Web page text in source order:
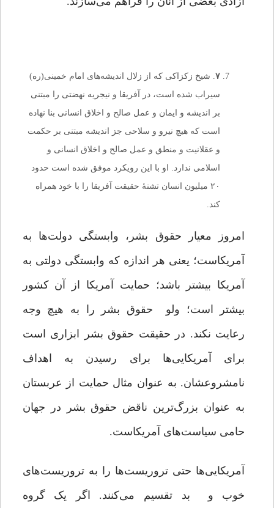
۷. شیخ زکزاکی که از زلال اندیشه‌های امام خمینی(ره)
سیراب شده است، در آفریقا و نیجریه نهضتی را مبتنی
بر اندیشه و ایمان و عمل صالح و اخلاق انسانی بنا نهاده
است که هیچ نیرو و سلاحی جز اندیشه مبتنی بر حکمت
و عقلانیت و منطق و عمل صالح و اخلاق انسانی و
اسلامی ندارد. او با این رویکرد موفق شده است حدود
۲۰ میلیون انسان تشنۀ حقیقت آفریقا را با خود همراه
کند.
امروز معیار حقوق بشر، وابستگی دولت‌ها به
آمریکاست؛ یعنی هر اندازه که وابستگی دولتی به
آمریکا بیشتر باشد؛ حمایت آمریکا از آن کشور
بیشتر است؛ ولو حقوق بشر را به هیچ وجه
رعایت نکند. در حقیقت حقوق بشر ابزاری است
برای آمریکایی‌ها برای رسیدن به اهداف
نامشروعشان. به عنوان مثال حمایت از عربستان
به عنوان بزرگ‌ترین ناقض حقوق بشر در جهان
حامی سیاست‌های آمریکاست.
آمریکایی‌ها حتی تروریست‌ها را به تروریست‌های
خوب و بد تقسیم می‌کنند. اگر یک گروه